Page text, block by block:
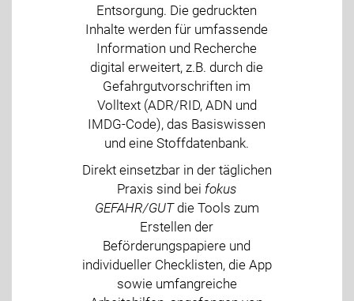
Entsorgung. Die gedruckten
Inhalte werden für umfassende
Information und Recherche
digital erweitert, z.B. durch die
Gefahrgutvorschriften im
Volltext (ADR/RID, ADN und
IMDG-Code), das Basiswissen
und eine Stoffdatenbank.
Direkt einsetzbar in der täglichen
Praxis sind bei fokus
GEFAHR/GUTdie Tools zum
Erstellen der
Beförderungspapiere und
individueller Checklisten, die App
sowie umfangreiche